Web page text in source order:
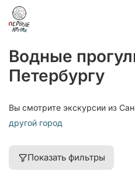
Водные
Петербургу
Вы смотрите экскурсии из
другой город
Показать фильтры